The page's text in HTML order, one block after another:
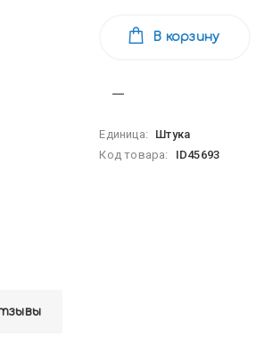
В корзину
Единица:
Штука
Код товара:
ID45693